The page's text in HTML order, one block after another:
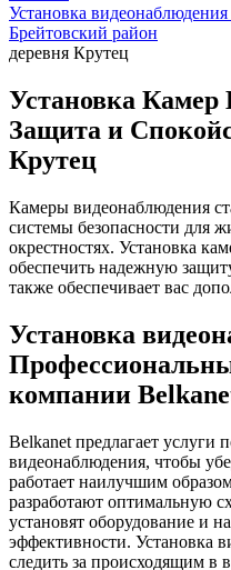
Установка
Брейтовский район
деревня Крутец
Установка Камер
Защита и
Крутец
Камеры видеонаблюдения
системы безопасности для
окрестностях. Установка
обеспечить надежную
также обеспечивает вас
Установка
компании
Belkanet предлагает услуги
видеонаблюдения, чтобы
работает наилучшим
разработают оптимальную
установят оборудование и
эффективности. Установка
следить за происходящим в